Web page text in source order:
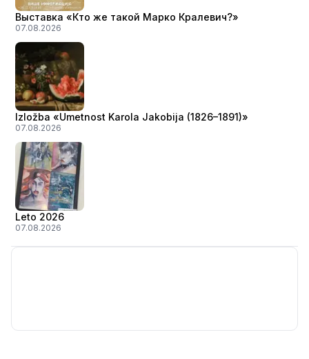
Выставка «Кто же такой Марко Кралевич?»
07.08.2026
Izložba «Umetnost Karola Jakobija (1826–1891)»
07.08.2026
Leto 2026
07.08.2026